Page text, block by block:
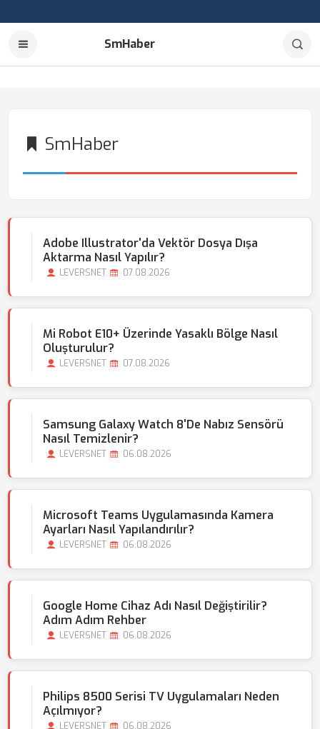
SmHaber
SmHaber
Adobe Illustrator'da Vektör Dosya Dışa
Aktarma Nasıl Yapılır?
LEVERSNET 07.08.2026
Mi Robot E10+ Üzerinde Yasaklı Bölge Nasıl
Oluşturulur?
LEVERSNET 07.08.2026
Samsung Galaxy Watch 8'de Nabız Sensörü
Nasıl Temizlenir?
LEVERSNET 06.08.2026
Microsoft Teams Uygulamasında Kamera
Ayarları Nasıl Yapılandırılır?
LEVERSNET 06.08.2026
Google Home Cihaz Adı Nasıl Değiştirilir?
Adım Adım Rehber
LEVERSNET 06.08.2026
Philips 8500 Serisi TV Uygulamaları Neden
Açılmıyor?
LEVERSNET 06.08.2026